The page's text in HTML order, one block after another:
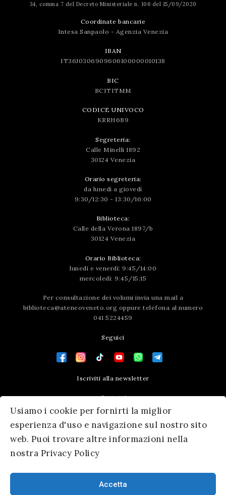
Usiamo i cookie per fornirti la miglior
esperienza d'uso e navigazione sul nostro sito
web. Puoi trovare altre informazioni nella
nostra Privacy Policy
Accetta
34, comma 7 del Decreto Ministeriale n. 106 del 15/09/2020
Coordinate bancarie
Intesa Sanpaolo - Agenzia Venezia
IBAN
IT36J0306909606100000010138
BIC
BCITITMM
CODICE UNIVOCO
KRRH6B9
Segreteria:
Calle Minelli 1892
30124 Venezia
Orario segreteria:
da lunedì a giovedì
9:30/12:30 - 13:30/16:00
Biblioteca:
Calle della Verona 1897/b
30124 Venezia
Orario Biblioteca:
lunedì e venerdì: 9:45/14:00
mercoledì: 9:45/15:15
Per consultazione dei volumi invia una mail a
biblioteca@ateneoveneto.org oppure telefona al numero
041 5224459
Seguici
Iscriviti alla newsletter
Contatti